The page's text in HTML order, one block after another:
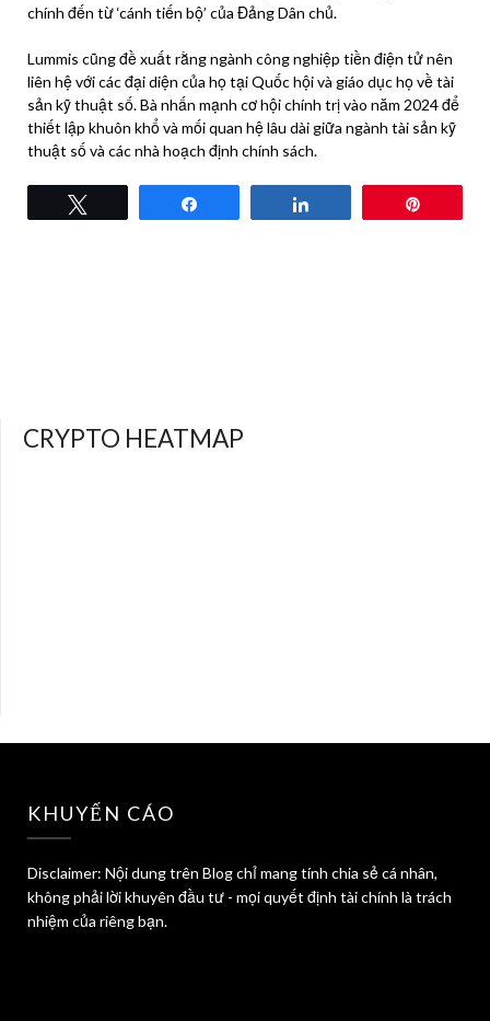
chính đến từ ‘cánh tiến bộ’ của Đảng Dân chủ.
Lummis cũng đề xuất rằng ngành công nghiệp tiền điện tử nên
liên hệ với các đại diện của họ tại Quốc hội và giáo dục họ về tài
sản kỹ thuật số. Bà nhấn mạnh cơ hội chính trị vào năm 2024 để
thiết lập khuôn khổ và mối quan hệ lâu dài giữa ngành tài sản kỹ
thuật số và các nhà hoạch định chính sách.
CRYPTO HEATMAP
KHUYẾN CÁO
Disclaimer: Nội dung trên Blog chỉ mang tính chia sẻ cá nhân,
không phải lời khuyên đầu tư - mọi quyết định tài chính là trách
nhiệm của riêng bạn.